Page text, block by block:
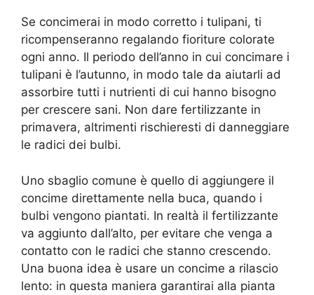
Se concimerai in modo corretto i tulipani, ti
ricompenseranno regalando fioriture colorate
ogni anno. Il periodo dell’anno in cui concimare i
tulipani è l’autunno, in modo tale da aiutarli ad
assorbire tutti i nutrienti di cui hanno bisogno
per crescere sani. Non dare fertilizzante in
primavera, altrimenti rischieresti di danneggiare
le radici dei bulbi.
Uno sbaglio comune è quello di aggiungere il
concime direttamente nella buca, quando i
bulbi vengono piantati. In realtà il fertilizzante
va aggiunto dall’alto, per evitare che venga a
contatto con le radici che stanno crescendo.
Una buona idea è usare un concime a rilascio
lento: in questa maniera garantirai alla pianta